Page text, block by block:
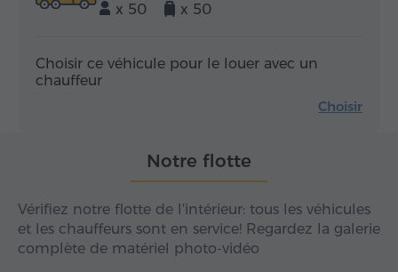
x 50
x 50
Choisir ce véhicule pour le louer avec un
chauffeur
Choisir
Notre flotte
Vérifiez notre flotte de l'intérieur: tous les véhicules
et les chauffeurs sont en service! Regardez la galerie
complète de matériel photo-vidéo